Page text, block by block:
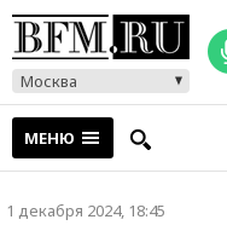
Москва
МЕНЮ
1 декабря 2024, 18:45